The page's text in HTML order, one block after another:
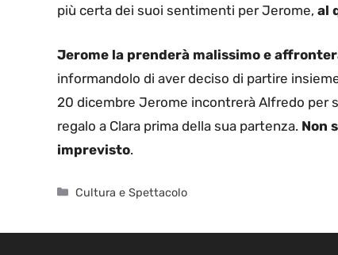
più certa dei suoi sentimenti per Jerome, al
Jerome la prenderà malissimo e
informandolo di aver deciso di partire
20 dicembre Jerome incontrerà Alfredo per
regalo a Clara prima della sua partenza. Non
imprevisto.
Categorie
Cultura e Spettacolo